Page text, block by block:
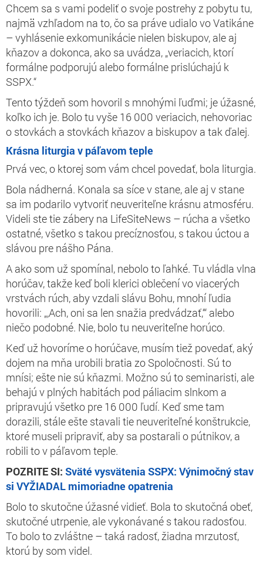
Chcem sa s vami podeliť o svoje postrehy z pobytu tu,
najmä vzhľadom na to, čo sa práve udialo vo Vatikáne
– vyhlásenie exkomunikácie nielen biskupov, ale aj
kňazov a dokonca, ako sa uvádza, „veriacich, ktorí
formálne podporujú alebo formálne prislúchajú k
SSPX.“
Tento týždeň som hovoril s mnohými ľuďmi; je úžasné,
koľko ich je. Bolo tu vyše 16 000 veriacich, nehovoriac
o stovkách a stovkách kňazov a biskupov a tak ďalej.
Krásna liturgia v páľavom teple
Prvá vec, o ktorej som vám chcel povedať, bola liturgia.
Bola nádherná. Konala sa síce v stane, ale aj v stane
sa im podarilo vytvoriť neuveriteľne krásnu atmosféru.
Videli ste tie zábery na LifeSiteNews – rúcha a všetko
ostatné, všetko s takou precíznosťou, s takou úctou a
slávou pre nášho Pána.
A ako som už spomínal, nebolo to ľahké. Tu vládla vlna
horúčav, takže keď boli klerici oblečení vo viacerých
vrstvách rúch, aby vzdali slávu Bohu, mnohí ľudia
hovorili: „‚Ach, oni sa len snažia predvádzať,‘“ alebo
niečo podobné. Nie, bolo tu neuveriteľne horúco.
Keď už hovoríme o horúčave, musím tiež povedať, aký
dojem na mňa urobili bratia zo Spoločnosti. Sú to
mnísi; ešte nie sú kňazmi. Možno sú to seminaristi, ale
behajú v plných habitách pod páliacim slnkom a
pripravujú všetko pre 16 000 ľudí. Keď sme tam
dorazili, stále ešte stavali tie neuveriteľné konštrukcie,
ktoré museli pripraviť, aby sa postarali o pútnikov, a
robili to v páľavom teple.
POZRITE SI: Sväté vysvätenia SSPX: Výnimočný stav
si VYŽIADAL mimoriadne opatrenia
Bolo to skutočne úžasné vidieť. Bola to skutočná obeť,
skutočné utrpenie, ale vykonávané s takou radosťou.
To bolo to zvláštne – taká radosť, žiadna mrzutosť,
ktorú by som videl.